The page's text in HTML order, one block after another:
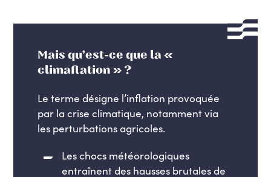
Mais qu’est-ce que la «
climaflation » ?
Le terme désigne l’inflation provoquée
par la crise climatique, notamment via
les perturbations agricoles.
Les chocs météorologiques
entraînent des hausses brutales de